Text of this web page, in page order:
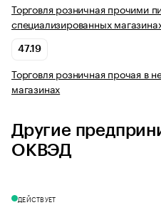
Торговля розничная прочими
специализированных
47.19
Торговля розничная прочая в
магазинах
Другие
ОКВЭД
ДЕЙСТВУЕТ